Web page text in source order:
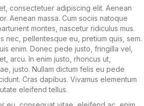
consectetuer adipiscing elit. Aenean
Aenean massa. Cum sociis natoque
montes, nascetur ridiculus mus.
nec, pellentesque eu, pretium quis, sem.
enim. Donec pede justo, fringilla vel,
arcu. In enim justo, rhoncus ut,
justo. Nullam dictum felis eu pede
Cras dapibus. Vivamus elementum
eleifend tellus.